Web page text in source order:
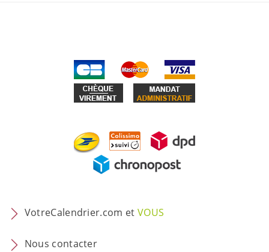
VotreCalendrier.com etVOUS
Nous contacter